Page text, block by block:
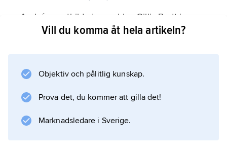
Andrésen utbildades av bl.a. Gillis Bratt i
Sverige och var 1919–26 knuten till Operan i
röst och sin värme blev han en idealisk
”Parsifal”, en roll han i flera år gjorde
Vill du komma åt hela artikeln?
Objektiv och pålitlig kunskap.
Prova det, du kommer att gilla det!
Marknadsledare i Sverige.